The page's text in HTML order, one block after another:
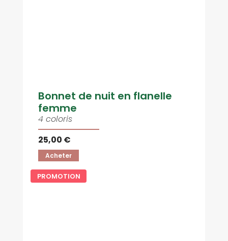
Bonnet de nuit en flanelle
femme
4 coloris
25,00 €
Acheter
PROMOTION